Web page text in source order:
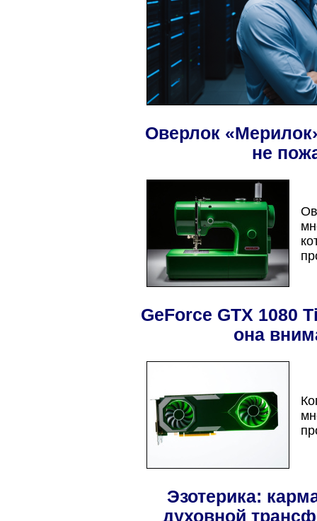
Оверлок
не
GeForce GTX 1080
она
Эзотерика:
духовной